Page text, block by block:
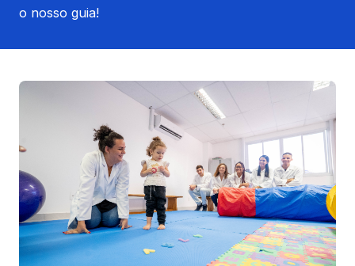
o nosso guia!